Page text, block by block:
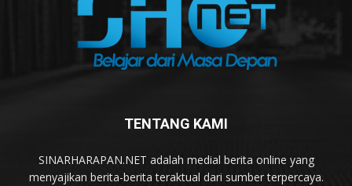
TENTANG KAMI
SINARHARAPAN.NET adalah medial berita online yang
menyajikan berita-berita teraktual dari sumber terpercaya.